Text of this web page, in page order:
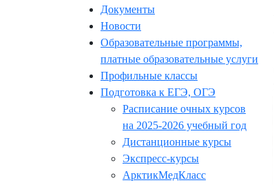
Документы
Новости
Образовательные программы,
платные образовательные услуги
Профильные классы
Подготовка к ЕГЭ, ОГЭ
Расписание очных курсов
на 2025-2026 учебный год
Дистанционные курсы
Экспресс-курсы
АрктикМедКласс